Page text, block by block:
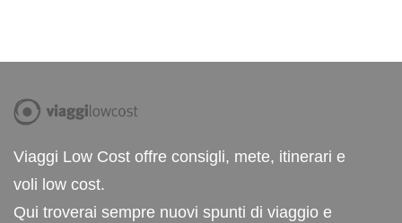
Viaggi Low Cost offre consigli, mete, itinerari e
voli low cost.
Qui troverai sempre nuovi spunti di viaggio e